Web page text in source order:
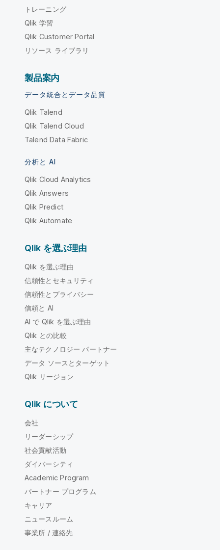
トレーニング
Qlik 学習
Qlik Customer Portal
リソース ライブラリ
製品案内
データ統合とデータ品質
Qlik Talend
Qlik Talend Cloud
Talend Data Fabric
分析と AI
Qlik Cloud Analytics
Qlik Answers
Qlik Predict
Qlik Automate
Qlik を選ぶ理由
Qlik を選ぶ理由
信頼性とセキュリティ
信頼性とプライバシー
信頼と AI
AI で Qlik を選ぶ理由
Qlik との比較
主なテクノロジー パートナー
データ ソースとターゲット
Qlik リージョン
Qlik について
会社
リーダーシップ
社会貢献活動
ダイバーシティ
Academic Program
パートナー プログラム
キャリア
ニュースルーム
事業所 / 連絡先